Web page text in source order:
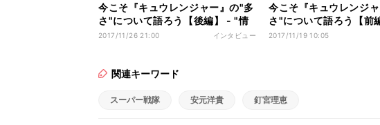
今こそ『キュウレンジャー』の"多
さ"について語ろう【後編】 - "情
けない"司令官で生きる戦士の自主
2017/11/26 21:00 インタビュー
今こそ『キュウレンジ
さ"について語ろう【前
本・毛利亘宏が明かす
2017/11/19 10:05
関連キーワード
スーパー戦隊 安元洋貴 釘宮理恵